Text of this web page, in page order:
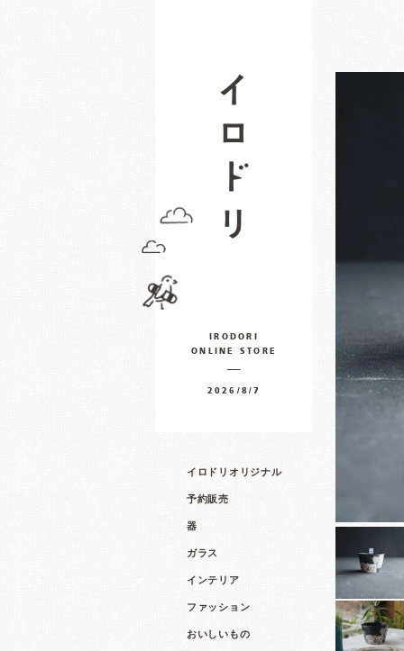
IRODORI
ONLINE STORE
2026/8/7
イロドリオリジナル
予約販売
器
ガラス
インテリア
ファッション
おいしいもの